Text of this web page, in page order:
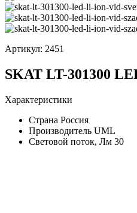
Артикул: 2451
SKAT LT-301300
Характеристики
Страна Россия
Производитель UML
Световой поток, Лм 30